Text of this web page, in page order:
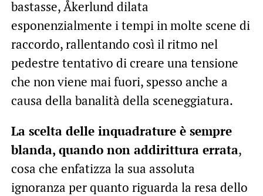
bastasse, Åkerlund dilata
esponenzialmente i tempi in molte scene di
raccordo, rallentando così il ritmo nel
pedestre tentativo di creare una tensione
che non viene mai fuori, spesso anche a
causa della banalità della sceneggiatura.
La scelta delle inquadrature è sempre
blanda, quando non addirittura errata,
cosa che enfatizza la sua assoluta
ignoranza per quanto riguarda la resa dello